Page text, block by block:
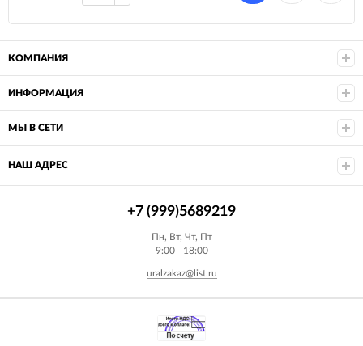
КОМПАНИЯ
ИНФОРМАЦИЯ
МЫ В СЕТИ
НАШ АДРЕС
+7 (999)5689219
Пн, Вт, Чт, Пт
9:00—18:00
uralzakaz@list.ru